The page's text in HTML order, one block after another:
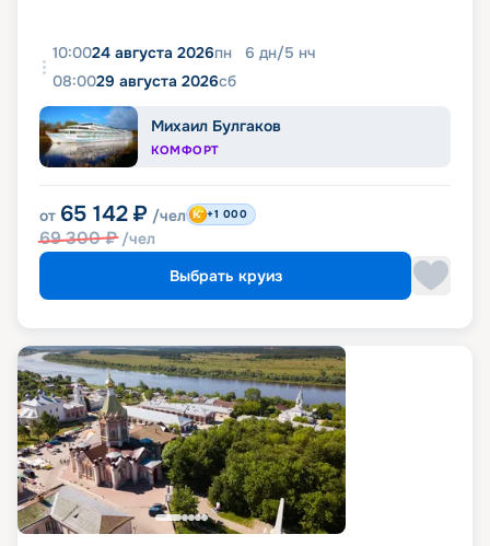
10:0024 августа 2026пн 6 дн/5 нч
08:0029 августа 2026сб
Михаил Булгаков
КОМФОРТ
от 65 142 ₽ /чел
69 300₽ /чел
+1 000
Выбрать круиз